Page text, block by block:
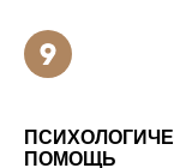
ПОМОЩЬ